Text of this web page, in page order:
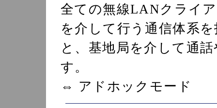
全ての無線LANクライ
を介して行う通信体系
と、基地局を介して通
す。
⇔ アドホックモード